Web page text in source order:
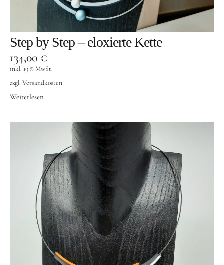
Step by Step – eloxierte Kette
134,00 €
inkl. 19 % MwSt.
zzgl. Versandkosten
Weiterlesen